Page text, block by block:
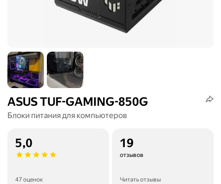
ASUS TUF-GAMING-850G
Блоки питания для компьютеров
5,0
47 оценок
19
отзывов
Читать отзывы